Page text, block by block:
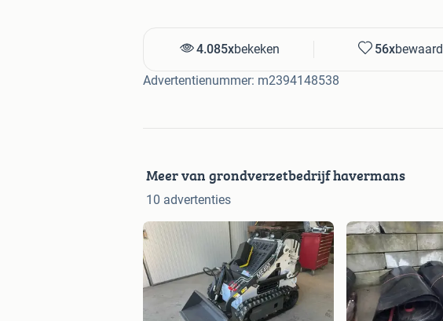
4.085xbekeken 56xbewaard
Advertentienummer: m2394148538
Meer van grondverzetbedrijf havermans
10 advertenties